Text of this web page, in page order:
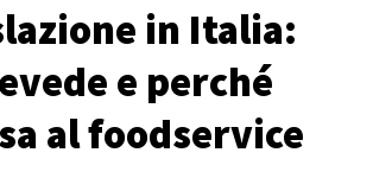
in Italia:
e perché
al foodservice